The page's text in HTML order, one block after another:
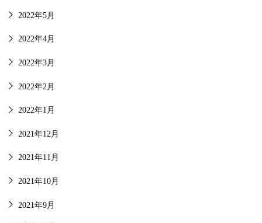
2022年5月
2022年4月
2022年3月
2022年2月
2022年1月
2021年12月
2021年11月
2021年10月
2021年9月